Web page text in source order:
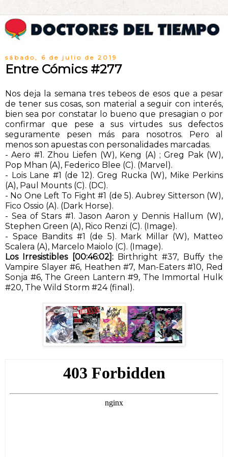
sábado, 6 de julio de 2019
Entre Cómics #277
Nos deja la semana tres tebeos de esos que a pesar
de tener sus cosas, son material a seguir con interés,
bien sea por constatar lo bueno que presagian o por
confirmar que pese a sus virtudes sus defectos
seguramente pesen más para nosotros. Pero al
menos son apuestas con personalidades marcadas.
- Aero #1. Zhou Liefen (W), Keng (A) ; Greg Pak (W),
Pop Mhan (A), Federico Blee (C). (Marvel).
- Lois Lane #1 (de 12). Greg Rucka (W), Mike Perkins
(A), Paul Mounts (C). (DC).
- No One Left To Fight #1 (de 5). Aubrey Sitterson (W),
Fico Ossio (A). (Dark Horse).
- Sea of Stars #1. Jason Aaron y Dennis Hallum (W),
Stephen Green (A), Rico Renzi (C). (Image).
- Space Bandits #1 (de 5). Mark Millar (W), Matteo
Scalera (A), Marcelo Maiolo (C). (Image).
Los Irresistibles
[00:46:02]:Birthright #37, Buffy the
Vampire Slayer #6, Heathen #7, Man-Eaters #10, Red
Sonja #6, The Green Lantern #9, The Immortal Hulk
#20, The Wild Storm #24 (final).